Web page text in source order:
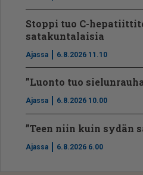
Stoppi tuo C-
satakuntalaisia
Ajassa 6.8.2026 11.10
”Luonto tuo
Ajassa 6.8.2026 10.00
”Teen niin kuin sydän
Ajassa 6.8.2026 6.00